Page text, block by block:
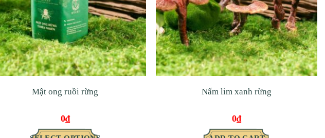
Mật ong ruồi rừng
0₫
Nấm lim xanh rừng
0₫